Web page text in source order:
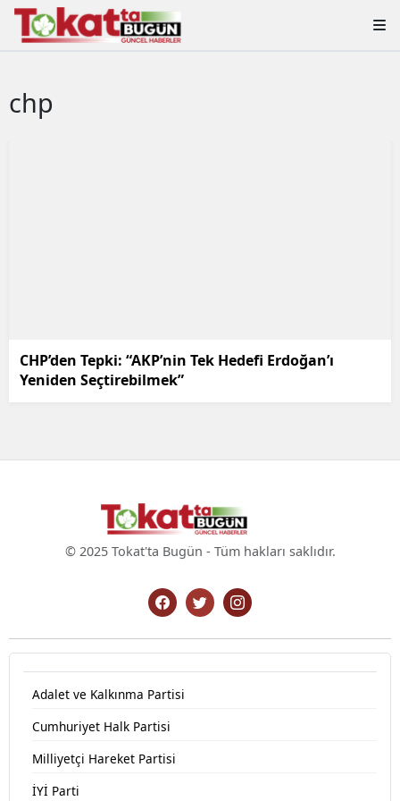
chp
CHP’den Tepki: “AKP’nin Tek Hedefi Erdoğan’ı
Yeniden Seçtirebilmek”
© 2025 Tokat'ta Bugün - Tüm hakları saklıdır.
Adalet ve Kalkınma Partisi
Cumhuriyet Halk Partisi
Milliyetçi Hareket Partisi
İYİ Parti